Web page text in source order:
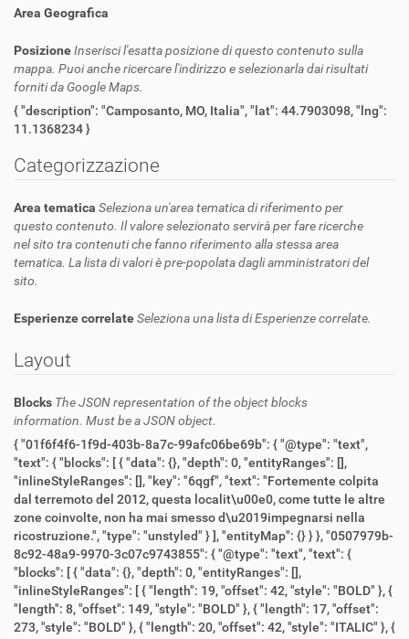
Area Geografica
PosizioneInserisci l'esatta posizione di questo contenuto sulla
mappa. Puoi anche ricercare l'indirizzo e selezionarla dai risultati
forniti da Google Maps.
{ "description": "Camposanto, MO, Italia", "lat": 44.7903098, "lng":
11.1368234 }
Categorizzazione
Area tematica Seleziona un'area tematica di riferimento per
questo contenuto. Il valore selezionato servirà per fare ricerche
nel sito tra contenuti che fanno riferimento alla stessa area
tematica. La lista di valori è pre-popolata dagli amministratori del
sito.
Esperienze correlateSeleziona una lista di Esperienze correlate.
Layout
Blocks The JSON representation of the object blocks
information. Must be a JSON object.
{ "01f6f4f6-1f9d-403b-8a7c-99afc06be69b": { "@type": "text", "text": { "blocks": [ { "data": {}, "depth": 0, "entityRanges": [], "inlineStyleRanges": [], "key": "6qgf", "text": "Fortemente colpita dal terremoto del 2012, questa localit\u00e0, come tutte le altre zone coinvolte, non ha mai smesso d\u2019impegnarsi nella ricostruzione.", "type": "unstyled" } ], "entityMap": {} } }, "0507979b-8c92-48a9-9970-3c07c9743855": { "@type": "text", "text": { "blocks": [ { "data": {}, "depth": 0, "entityRanges": [], "inlineStyleRanges": [ { "length": 19, "offset": 42, "style": "BOLD" }, { "length": 8, "offset": 149, "style": "BOLD" }, { "length": 17, "offset": 273, "style": "BOLD" }, { "length": 20, "offset": 42, "style": "ITALIC" }, { "length": 10, "offset": 86, "style": "ITALIC" }, { "length": 9, "offset": 149, "style": "ITALIC" }, { "length": 17, "offset": 273, "style": "ITALIC" } ], "key": "fvu0d", "text": "Tra i punti d\u2019interesse ti segnaliamo: la Chiesa Parrocchiale, dedicata al protettore San Nicol\u00f2 Vescovo, eretta nel 1629, e il complesso denominato La Corte, un palazzetto padronale, a quadrilatero, risalente ai secoli XVII-XVIII, che presenta sul lato orientale la bella \"Torre Ferraresi\" che ora ospita l\u2019Acetaia Comunale. ", "type": "unstyled" } ], "entityMap": {} } }, "1d6f4ee0-3181-4c2b-bc87-a6eef08f9f1d": { "@type": "text" }, "25e639bb-4d23-44e6-bf60-f295acf82168": { "@type": "text", "text": { "blocks": [ { "data": {}, "depth": 0, "entityRanges": [], "inlineStyleRanges": [], "key": "catck", "text": "La primavera e l'autunno rimangono le stagioni migliori per visitare questi luoghi dato il piacevole clima mite. ", "type": "unstyled" } ], "entityMap": {} } }, "2fdc83db-d381-4e06-9354-d04e59f78146": { "@type": "titleVM", "align": "left", "title": "Nei dintorni" }, "57236e86-9b8f-4cdf-873c-c00507fe5d7c": { "@type": "title" }, "5a7128ab-5281-408b-a06b-9f807c0b222e": { "@type": "text", "text": { "blocks": [ { "data": {}, "depth": 0, "entityRanges": [], "inlineStyleRanges": [], "key": "475g5", "text": "Forse ti starai facendo delle domande sull\u2019origine del nome chiedendoti se \u00e8 legato ad eventi drammatici o qualcosa di funebre. La risposta \u00e8 no, non c\u2019entra nulla. La prima citazione ufficiale conosciuta del toponimo \u201cCampus Sanctus\u201d risale al 1445 e l'ipotesi pi\u00f9 plausibile lega il nome del paese con quello dei Santi, nobile famiglia ferrarese a cui gli Este, sul finire del secolo XIV, affidarono il dominio di vari territori. ", "type": "unstyled" } ], "entityMap": {} } }, "631a5113-63da-4364-be39-1e83c17ed178": { "@type": "text", "text": { "blocks": [ { "data": {}, "depth": 0, "entityRanges": [], "inlineStyleRanges": [ { "length": 16, "offset": 103, "style": "ITALIC" }, { "length": 19, "offset": 204, "style": "ITALIC" }, { "length": 42, "offset": 224, "style": "ITALIC" }, { "length": 19, "offset": 294, "style": "ITALIC" }, { "length": 20, "offset": 339, "style": "ITALIC" }, { "length": 19, "offset": 204, "style": "BOLD" }, { "length": 42, "offset": 224, "style": "BOLD" }, { "length": 19, "offset": 294, "style": "BOLD" }, { "length": 20, "offset": 339, "style": "BOLD" } ], "key": "8rasm", "text": "La tradizione gastronomica di Camposanto non \u00e8 diversa ovviamente da quella delle altre localit\u00e0 della Bassa Modenese. Per quanto riguarda i prodotti tipici, oltre alle eccellenze modenesi pi\u00f9 note, come Aceto Balsamico DOP e IGP, Parmigiano-Reggiano DOP, Lambrusco, in particolare il Sorbara, Zampone e Cotechino, qui si produce anche il Salame di San Felice, dal profumo invitante e appetitoso e dal caratteristico sapore dolce, ottenuto da carni suine selezionate provenienti esclusivamente da allevamenti locali. Il colore rosso rubino intenso e la particolare morbidezza derivano dall\u2019impasto delle carni scelte con vino rosso, rigorosamente Lambrusco. ", "type": "unstyled" }, { "data": {}, "depth": 0, "entityRanges": [], "inlineStyleRanges": [ { "length": 133, "offset": 107, "style": "ITALIC" } ], "key": "98b9b", "text": "La sua zona di produzione e confezionamento \u00e8 limitata esclusivamente alle localit\u00e0 comprese nei comuni di Camposanto, Cavezzo, Concordia sulla Secchia, Finale Emilia, Medolla, Mirandola, San Felice sul Panaro, San Possidonio e San Prospero in provincia di Modena.", "type": "unstyled" }, { "data": {}, "depth": 0, "entityRanges": [], "inlineStyleRanges": [ { "length": 34, "offset": 43, "style": "BOLD" }, { "length": 13, "offset": 103, "style": "BOLD" }, { "length": 17, "offset": 119, "style": "BOLD" }, { "length": 34, "offset": 43, "style": "ITALIC" }, { "length": 13, "offset": 103, "style": "ITALIC" }, { "length": 17, "offset": 119, "style": "ITALIC" } ], "key": "ak3bb", "text": "Tra i piatti della tradizione c\u2019\u00e8, poi, la pasta fresca all\u2019uovo fatta a mano (la sfoglia), il gustoso gnocco fritto e gnocco ingrassato, da accompagnare ai tradizionali salumi. ", "type": "unstyled" } ], "entityMap": {} } }, "86d64e05-2c3c-49a1-8a1d-709f4921af56": { "@type": "titleVM", "align": "left", "title": "Da non perdere" }, "95091e51-6619-4606-90e4-832492b72859": { "@type": "text", "text": { "blocks": [ { "data": {}, "depth": 0, "entityRanges": [], "inlineStyleRanges": [ { "length": 13, "offset": 0, "style": "BOLD" } ], "key": "dc53f", "text": "Una curiosit\u00e0", "type": "unstyled" } ], "entityMap": {} } }, "a7d73a0c-2756-49ee-a68d-88f0b9ff9b6f": { "@type": "text", "text": { "blocks": [ { "data": {}, "depth": 0, "entityRanges": [], "inlineStyleRanges": [ { "length": 17, "offset": 172, "style": "BOLD" }, { "length": 17, "offset": 172, "style": "ITALIC" }, { "length": 6, "offset": 376, "style": "ITALIC" } ], "key": "8io6n", "text": "Se la tua visita in queste zone \u00e8 programmata per Natale, devi sapere che la tradizione della Bassa prevede un dolce tipico per il periodo natalizio e le grandi occasioni: il \"pan da Nadal\". Un impasto, dalla forma rotonda, di farina, uova, miele, marmellata, mandorle, nocciole, pezzi di cedro e ciliegie canditi, uvetta passa e castagne secche lessate, spennellato con la \"saba\" (mosto cotto) per mantenerlo morbido nel tempo. ", "type": "unstyled" } ], "entityMap": {} } }, "aa110053-8f01-49a3-9d0a-3070023643e0": { "@type": "titleVM", "align": "left", "title": "Perch\u00e8 venirci" }, "b220eeca-9661-4206-83c5-65642bd05650": { "@type": "titleVM", "align": "left", "title": "Sulla tavola" }, "bd96e1b6-0361-48ad-949c-91f671eb7bef": { "@type": "text", "text": { "blocks": [ { "data": {}, "depth": 0, "entityRanges": [], "inlineStyleRanges": [], "key": "3cicu", "text": "Il Bosco della Saliceta di oggi \u00e8 costituito, cos\u00ec, da lembi dell\u2019antico bosco ed \u00e8 un\u2019area importante di riequilibrio ecologico, istituita dalla Provincia di Modena, per la valorizzazione dei sistemi naturali e della loro biodiversit\u00e0. ", "type": "unstyled" }, { "data": {}, "depth": 0, "entityRanges": [], "inlineStyleRanges": [], "key": "e2mna", "text": "Nel 2015, l\u2019Unione Comuni Modenesi Area Nord si \u00e8 interessata alla ricostruzione di una parte di esso ed attraverso la collaborazione con l\u2019Universit\u00e0 di Agraria di Bologna, si \u00e8 iniziato ad elaborare un progetto per il suo rilancio.", "type": "unstyled" }, { "data": {}, "depth": 0, "entityRanges": [], "inlineStyleRanges": [], "key": "9vlck", "text": "Oltre che un tuffo nella natura, questo territorio offre anche l\u2019opportunit\u00e0 di vivere interessanti esperienze enogastronomiche. Nelle sue vicinanze, infatti, ci sono diverse aziende agricole con vendita di prodotti tipici pronte ad accogliere i visitatori per far loro scoprire le bont\u00e0 locali.", "type": "unstyled" } ], "entityMap": {} } }, "ca8e825f-451e-46ca-b1dd-a6cdc38e3a06": { "@type": "text", "text": { "blocks": [ { "data": {}, "depth": 0, "entityRanges": [], "inlineStyleRanges": [ { "length": 13, "offset": 0, "style": "BOLD" } ], "key": "drgen", "text": "In bicicletta", "type": "unstyled" }, { "data": {}, "depth": 0, "entityRanges": [], "inlineStyleRanges": [ { "length": 14, "offset": 26, "style": "ITALIC" } ], "key": "6o5t2", "text": "Tutto il territorio della Bassa Modenese \u00e8 collegato da numerosi percorsi cicl